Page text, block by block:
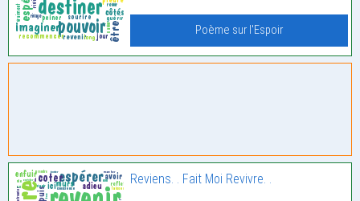
Poème sur l'Espoir
Reviens. . Fait Moi Revivre. .